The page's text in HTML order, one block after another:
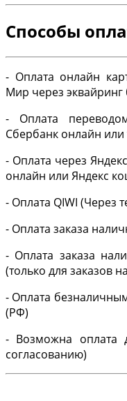
Способы
- Оплата онлайн
Мир через
- Оплата
Сбербанк онлайн
- Оплата через
онлайн или Яндекс
- Оплата QIWI (Через
- Оплата заказа
- Оплата заказа
(только для заказов
- Оплата
(РФ)
- Возможна оплата
согласованию)